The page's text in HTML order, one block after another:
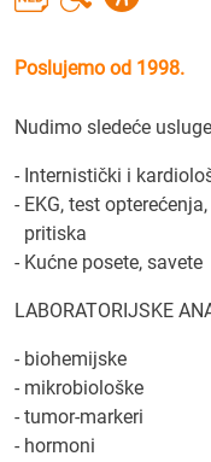
Poslujemo od 1998.
Nudimo sledeće
- Internistički i
- EKG, test
pritiska
- Kućne posete, savete
LABORATORIJSKE
- biohemijske
- mikrobiološke
- tumor-markeri
- hormoni